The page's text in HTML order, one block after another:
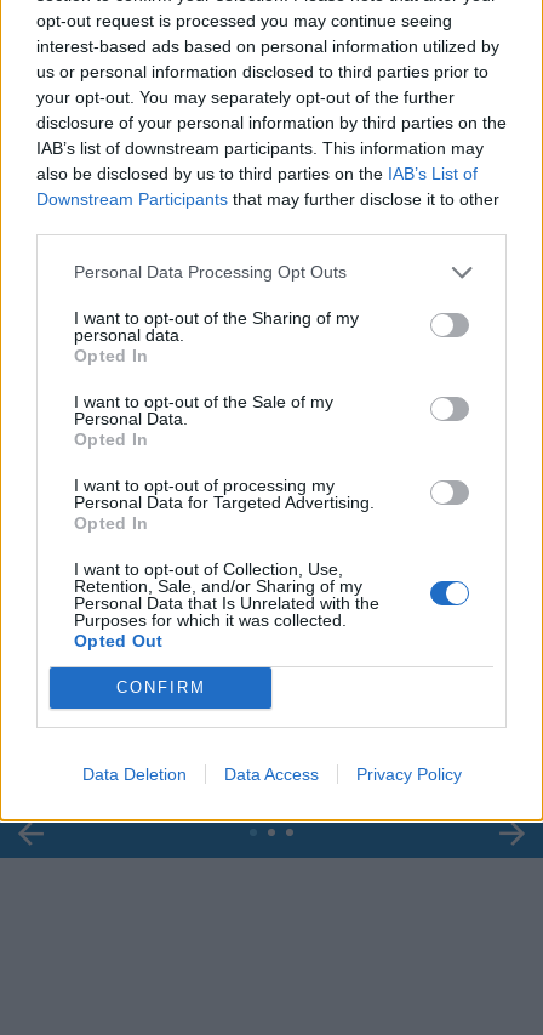
opt-out request is processed you may continue seeing
interest-based ads based on personal information utilized by
us or personal information disclosed to third parties prior to
your opt-out. You may separately opt-out of the further
disclosure of your personal information by third parties on the
IAB’s list of downstream participants. This information may
also be disclosed by us to third parties on the IAB’s List of
Downstream Participants that may further disclose it to other
Personal Data Processing Opt Outs
I want to opt-out of the Sharing of my
personal data.
Opted In
I want to opt-out of the Sale of my
Personal Data.
Opted In
I want to opt-out of processing my
Personal Data for Targeted Advertising.
Opted In
I want to opt-out of Collection, Use,
Retention, Sale, and/or Sharing of my
Personal Data that Is Unrelated with the
Purposes for which it was collected.
Opted Out
CONFIRM
Data Deletion Data Access Privacy Policy
00:00
Leonardo Maria Del Vecchio dall'ex compagna
in ospedale. Le dichiarazioni ai giornalisti